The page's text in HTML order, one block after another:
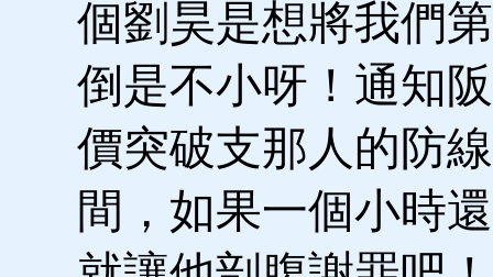
個劉昊是想將我們
倒是不小呀！通知
價突破支那人的防
間，如果一個小時